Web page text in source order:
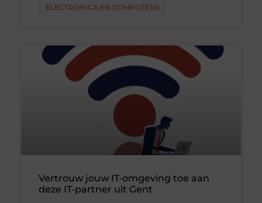
ELECTRONICA EN COMPUTERS
Vertrouw jouw IT-omgeving toe aan
deze IT-partner uit Gent